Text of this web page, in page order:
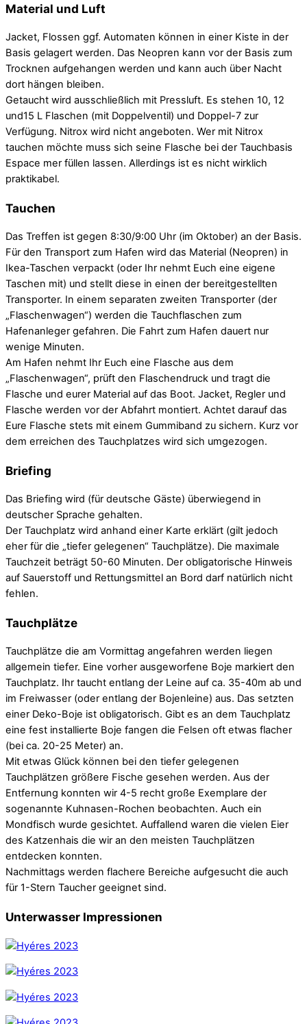
Material und Luft
Jacket, Flossen ggf. Automaten können in einer Kiste in der
Basis gelagert werden. Das Neopren kann vor der Basis zum
Trocknen aufgehangen werden und kann auch über Nacht
dort hängen bleiben.
Getaucht wird ausschließlich mit Pressluft. Es stehen 10, 12
und15 L Flaschen (mit Doppelventil) und Doppel-7 zur
Verfügung. Nitrox wird nicht angeboten. Wer mit Nitrox
tauchen möchte muss sich seine Flasche bei der Tauchbasis
Espace mer füllen lassen. Allerdings ist es nicht wirklich
praktikabel.
Tauchen
Das Treffen ist gegen 8:30/9:00 Uhr (im Oktober) an der Basis.
Für den Transport zum Hafen wird das Material (Neopren) in
Ikea-Taschen verpackt (oder Ihr nehmt Euch eine eigene
Taschen mit) und stellt diese in einen der bereitgestellten
Transporter. In einem separaten zweiten Transporter (der
„Flaschenwagen“) werden die Tauchflaschen zum
Hafenanleger gefahren. Die Fahrt zum Hafen dauert nur
wenige Minuten.
Am Hafen nehmt Ihr Euch eine Flasche aus dem
„Flaschenwagen“, prüft den Flaschendruck und tragt die
Flasche und eurer Material auf das Boot. Jacket, Regler und
Flasche werden vor der Abfahrt montiert. Achtet darauf das
Eure Flasche stets mit einem Gummiband zu sichern. Kurz vor
dem erreichen des Tauchplatzes wird sich umgezogen.
Briefing
Das Briefing wird (für deutsche Gäste) überwiegend in
deutscher Sprache gehalten.
Der Tauchplatz wird anhand einer Karte erklärt (gilt jedoch
eher für die „tiefer gelegenen“ Tauchplätze). Die maximale
Tauchzeit beträgt 50-60 Minuten. Der obligatorische Hinweis
auf Sauerstoff und Rettungsmittel an Bord darf natürlich nicht
fehlen.
Tauchplätze
Tauchplätze die am Vormittag angefahren werden liegen
allgemein tiefer. Eine vorher ausgeworfene Boje markiert den
Tauchplatz. Ihr taucht entlang der Leine auf ca. 35-40m ab und
im Freiwasser (oder entlang der Bojenleine) aus. Das setzten
einer Deko-Boje ist obligatorisch. Gibt es an dem Tauchplatz
eine fest installierte Boje fangen die Felsen oft etwas flacher
(bei ca. 20-25 Meter) an.
Mit etwas Glück können bei den tiefer gelegenen
Tauchplätzen größere Fische gesehen werden. Aus der
Entfernung konnten wir 4-5 recht große Exemplare der
sogenannte Kuhnasen-Rochen beobachten. Auch ein
Mondfisch wurde gesichtet. Auffallend waren die vielen Eier
des Katzenhais die wir an den meisten Tauchplätzen
entdecken konnten.
Nachmittags werden flachere Bereiche aufgesucht die auch
für 1-Stern Taucher geeignet sind.
Unterwasser Impressionen